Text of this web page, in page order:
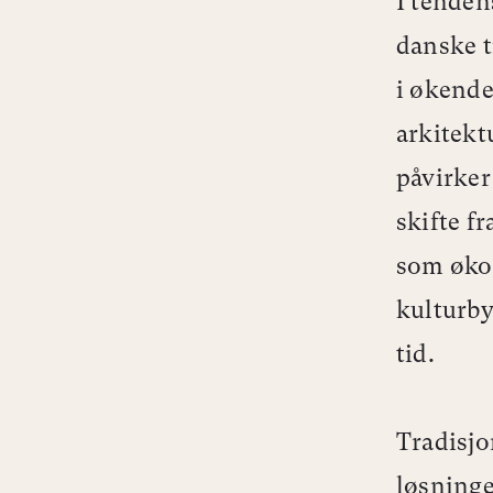
danske
i
skifte
som
tid.